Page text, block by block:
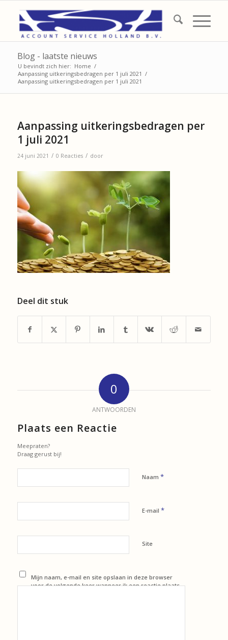
Blog - laatste nieuws
U bevindt zich hier: Home /
Aanpassing uitkeringsbedragen per 1 juli 2021 /
Aanpassing uitkeringsbedragen per 1 juli 2021
Aanpassing uitkeringsbedragen per
1 juli 2021
24 juni 2021 / 0 Reacties / door
Deel dit stuk
0
ANTWOORDEN
Plaats een Reactie
Meepraten?
Draag gerust bij!
Naam *
E-mail *
Site
Mijn naam, e-mail en site opslaan in deze browser
voor de volgende keer wanneer ik een reactie plaats.